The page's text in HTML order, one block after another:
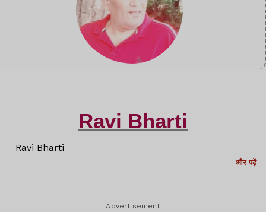
Ravi Bharti
Ravi Bharti
और पढ़ें
Advertisement